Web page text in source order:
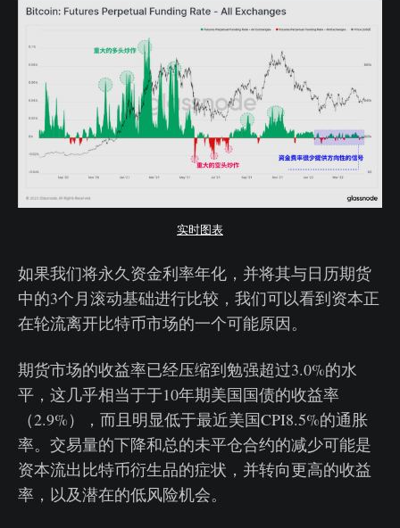
实时图表
如果我们将永久资金利率年化，并将其与日历期货
中的3个月滚动基础进行比较，我们可以看到资本正
在轮流离开比特币市场的一个可能原因。
期货市场的收益率已经压缩到勉强超过3.0%的水
平，这几乎相当于于10年期美国国债的收益率
（2.9%），而且明显低于最近美国CPI8.5%的通胀
率。交易量的下降和总的未平仓合约的减少可能是
资本流出比特币衍生品的症状，并转向更高的收益
率，以及潜在的低风险机会。